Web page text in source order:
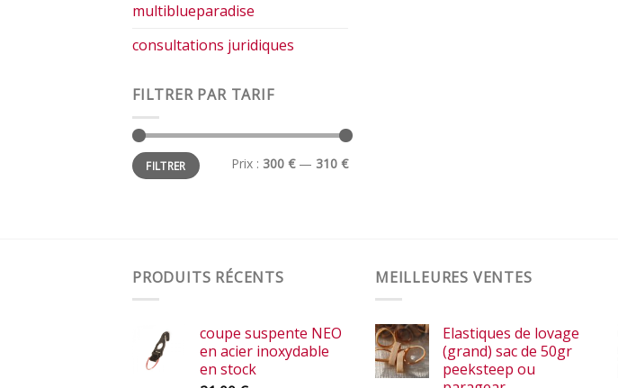
multiblueparadise
consultations juridiques
FILTRER PAR TARIF
Prix
min
Prix
maxFILTRER Prix : 300 €— 310 €
PRODUITS RÉCENTS
coupe suspente NEO
en acier inoxydable
en stock
MEILLEURES VENTES
Elastiques de lovage
(grand) sac de 50gr
peeksteep ou